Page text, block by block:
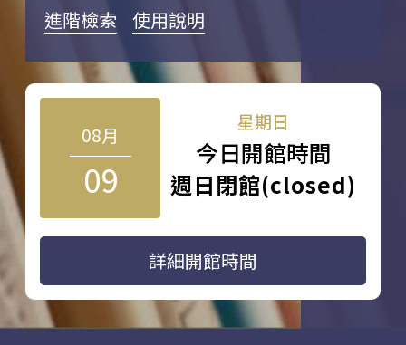
進階檢索 使用說明
08月
09
星期日
今日開館時間
週日閉館(closed)
詳細開館時間